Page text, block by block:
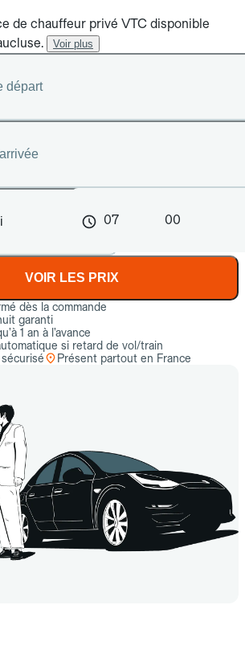
de chauffeur privé VTC disponible
Voir plus
07 00
VOIR LES PRIX
dès la commande
garanti
1 an à l’avance
si retard de vol/train
Présent partout en France